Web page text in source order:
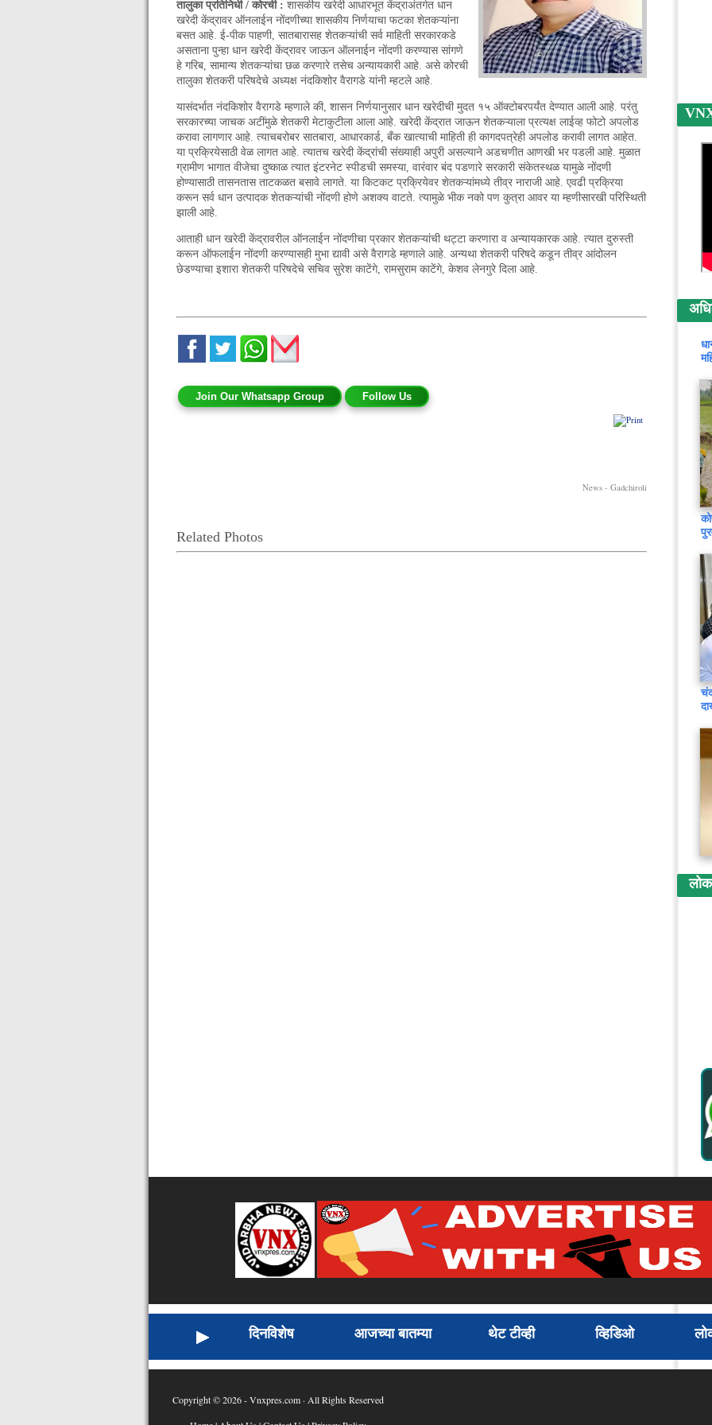
तालुका प्रतिनिधी / कोरची : शासकीय खरेदी आधारभूत केंद्राअंतर्गत धान
खरेदी केंद्रावर ऑनलाईन नोंदणीच्या शासकीय निर्णयाचा फटका शेतकऱ्यांना
बसत आहे. ई-पीक पाहणी, सातबारासह शेतकऱ्यांची सर्व माहिती सरकारकडे
असताना पुन्हा धान खरेदी केंद्रावर जाऊन ऑलनाईन नोंदणी करण्यास सांगणे
हे गरिब, सामान्य शेतकऱ्यांचा छळ करणारे तसेच अन्यायकारी आहे. असे कोरची
तालुका शेतकरी परिषदेचे अध्यक्ष नंदकिशोर वैरागडे यांनी म्हटले आहे.
यासंदर्भात नंदकिशोर वैरागडे म्हणाले की, शासन निर्णयानुसार धान खरेदीची मुदत १५ ऑक्टोबरपर्यंत देण्यात आली आहे. परंतु
सरकारच्या जाचक अटींमुळे शेतकरी मेटाकुटीला आला आहे. खरेदी केंद्रात जाऊन शेतकऱ्याला प्रत्यक्ष लाईव्ह फोटो अपलोड
करावा लागणार आहे. त्याचबरोबर सातबारा, आधारकार्ड, बँक खात्याची माहिती ही कागदपत्रेही अपलोड करावी लागत आहेत.
या प्रक्रियेसाठी वेळ लागत आहे. त्यातच खरेदी केंद्रांची संख्याही अपुरी असल्याने अडचणीत आणखी भर पडली आहे. मुळात
ग्रामीण भागात वीजेचा दुष्काळ त्यात इंटरनेट स्पीडची समस्या, वारंवार बंद पडणारे सरकारी संकेतस्थळ यामुळे नोंदणी
होण्यासाठी तासनतास ताटकळत बसावे लागते. या किटकट प्रक्रियेवर शेतकऱ्यांमध्ये तीव्र नाराजी आहे. एवढी प्रक्रिया
करून सर्व धान उत्पादक शेतकऱ्यांची नोंदणी होणे अशक्य वाटते. त्यामुळे भीक नको पण कुत्रा आवर या म्हणीसारखी परिस्थिती
झाली आहे.
आताही धान खरेदी केंद्रावरील ऑनलाईन नोंदणीचा प्रकार शेतकऱ्यांची थट्टा करणारा व अन्यायकारक आहे. त्यात दुरुस्ती
करून ऑफलाईन नोंदणी करण्यासही मुभा द्यावी असे वैरागडे म्हणाले आहे. अन्यथा शेतकरी परिषदे कडून तीव्र आंदोलन
छेडण्याचा इशारा शेतकरी परिषदेचे सचिव सुरेश काटेंगे, रामसुराम काटेंगे, केशव लेनगुरे दिला आहे.
Join Our Whatsapp Group Follow Us
News - Gadchiroli
Related Photos
दिनविशेष आजच्या बातम्या थेट टीव्ही व्हिडिओ
Copyright © 2026 - Vnxpres.com · All Rights Reserved